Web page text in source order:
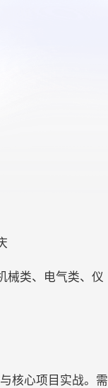
械类、电气类、仪
核心项目实战。需